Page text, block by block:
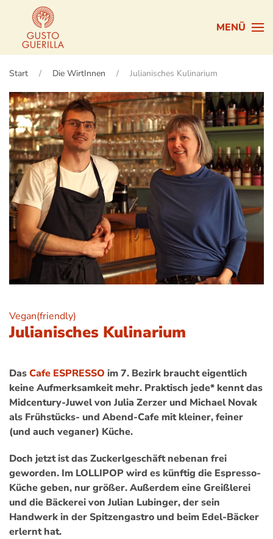
Zum Hauptinhalt springen
MENÜ
Start Die WirtInnen Julianisches Kulinarium
Vegan(friendly)
Julianisches Kulinarium
DasCafe ESPRESSO im 7. Bezirk braucht eigentlich
keine Aufmerksamkeit mehr. Praktisch jede* kennt das
Midcentury-Juwel von Julia Zerzer und Michael Novak
als Frühstücks- und Abend-Cafe mit kleiner, feiner
(und auch veganer) Küche.
Doch jetzt ist das Zuckerlgeschäft nebenan frei
geworden. Im LOLLIPOP wird es künftig die Espresso-
Küche geben, nur größer. Außerdem eine Greißlerei
und die Bäckerei von Julian Lubinger, der sein
Handwerk in der Spitzengastro und beim Edel-Bäcker
erlernt hat.